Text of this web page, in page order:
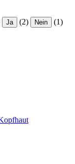
Ja (2) Nein (1)